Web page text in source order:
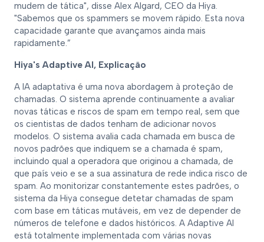
mudem de tática", disse Alex Algard, CEO da Hiya.
"Sabemos que os spammers se movem rápido. Esta nova
capacidade garante que avançamos ainda mais
rapidamente.”
Hiya's Adaptive AI, Explicação
A IA adaptativa é uma nova abordagem à proteção de
chamadas. O sistema aprende continuamente a avaliar
novas táticas e riscos de spam em tempo real, sem que
os cientistas de dados tenham de adicionar novos
modelos. O sistema avalia cada chamada em busca de
novos padrões que indiquem se a chamada é spam,
incluindo qual a operadora que originou a chamada, de
que país veio e se a sua assinatura de rede indica risco de
spam. Ao monitorizar constantemente estes padrões, o
sistema da Hiya consegue detetar chamadas de spam
com base em táticas mutáveis, em vez de depender de
números de telefone e dados históricos. A Adaptive AI
está totalmente implementada com várias novas